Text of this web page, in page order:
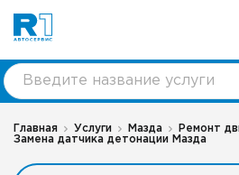
Главная Услуги Мазда
Ремонт
Замена датчика детонации Мазда